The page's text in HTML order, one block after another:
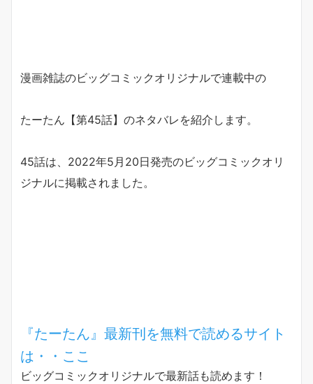
漫画雑誌のビッグコミックオリジナルで連載中の
たーたん【第45話】のネタバレを紹介します。
45話は、2022年5月20日発売のビッグコミックオリ
ジナルに掲載されました。
『たーたん』最新刊を無料で読めるサイト
は・・ここ
ビッグコミックオリジナルで最新話も読めます！